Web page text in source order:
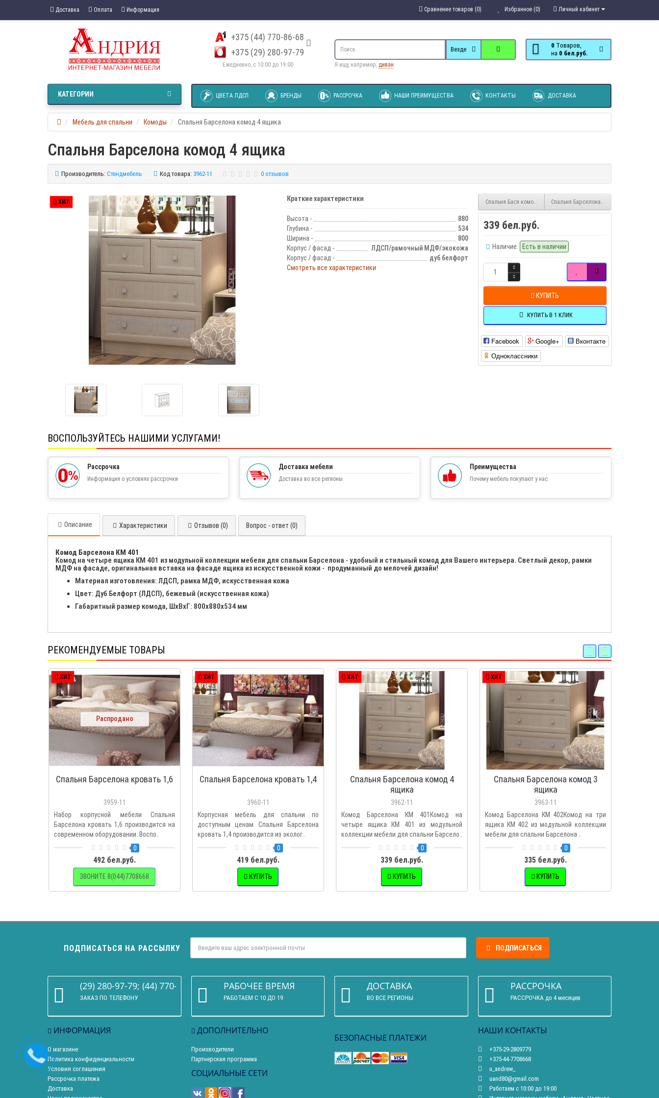
Доставка Оплата Информация Личный кабинет
Избранное (0)
Сравнение товаров (0)
+375 (44) 770-86-68
+375 (29) 280-97-79
Ежедневно, с 10:00 до 19:00
0 Tоваров,
на
0 бел.руб.
Везде
Я ищу, например, диван
ЦВЕТА ЛДСП БРЕНДЫ РАССРОЧКА НАШИ ПРЕИМУЩЕСТВА КОНТАКТЫ ДОСТАВКА
КАТЕГОРИИ
Мебель для спальни Комоды Спальня Барселона комод 4 ящика
Спальня Барселона комод 4 ящика
Производитель: Стендмебель Код товара: 3962-11 0 отзывов
ХИТ Краткие характеристики
Высота -
880
Глубина -
534
Ширина -
800
Корпус / фасад -
ЛДСП/рамочный МДФ/экокожа
Корпус / фасад -
дуб белфорт
Смотреть все характеристики
Спальня Бася комод 4 ящика и 2 створкиСпальня Барселона комод 3 ящика
339 бел.руб.
Наличие: Есть в наличии
КУПИТЬ
КУПИТЬ В 1 КЛИК
Facebook Google+
Вконтакте
Одноклассники
ВОСПОЛЬЗУЙТЕСЬ НАШИМИ УСЛУГАМИ!
Рассрочка
Информация о условиях рассрочки
Доставка мебели
Доставка во все регионы
Преимущества
Почему мебель покупают у нас
Описание Характеристики Отзывов (0) Вопрос - ответ (0)
Комод Барселона КМ 401
Комод на четыре ящика КМ 401 из модульной коллекции мебели для спальни Барселона - удобный и стильный комод для Вашего интерьера. Светлый декор, рамки
МДФ на фасаде, оригинальная вставка на фасаде ящика из искусственной кожи - продуманный до мелочей дизайн!
Материал изготовления: ЛДСП, рамка МДФ, искусственная кожа
Цвет: Дуб Белфорт (ЛДСП), бежевый (искусственная кожа)
Габаритный размер комода, ШхВхГ: 800х880х534 мм
РЕКОМЕНДУЕМЫЕ ТОВАРЫ
ХИТ
Распродано
Спальня Барселона кровать 1,6
3959-11
Набор корпусной мебели Спальня
Барселона кровать 1,6 производится на
современном оборудовании. Воспо..
0
492 бел.руб.
ЗВОНИТЕ 8(044)7708668
ХИТ
Спальня Барселона кровать 1,4
3960-11
Корпусная мебель для спальни по
доступным ценам Спальня Барселона
кровать 1,4 производится из эколог..
0
419 бел.руб.
КУПИТЬ
ХИТ
Спальня Барселона комод 4
ящика
3962-11
Комод Барселона КМ 401Комод на
четыре ящика КМ 401 из модульной
коллекции мебели для спальни Барсело..
0
339 бел.руб.
КУПИТЬ
ХИТ
Спальня Барселона комод 3
ящика
3963-11
Комод Барселона КМ 402Комод на три
ящика КМ 402 из модульной коллекции
мебели для спальни Барселона ..
0
335 бел.руб.
КУПИТЬ
ПОДПИСАТЬСЯ НА РАССЫЛКУ ПОДПИСАТЬСЯ
(29) 280-97-79; (44) 770-86-68
ЗАКАЗ ПО ТЕЛЕФОНУ
РАБОЧЕЕ ВРЕМЯ
РАБОТАЕМ С 10 ДО 19
ДОСТАВКА
ВО ВСЕ РЕГИОНЫ
РАССРОЧКА
РАССРОЧКА до 4 месяцев
ИНФОРМАЦИЯ
О магазине
Политика конфиденциальности
Условия соглашения
Рассрочка платежа
Доставка
ДОПОЛНИТЕЛЬНО
Производители
Партнерская программа
СОЦИАЛЬНЫЕ СЕТИ
БЕЗОПАСНЫЕ ПЛАТЕЖИ
НАШИ КОНТАКТЫ
+375-29-2809779
+375-44-7708668
u_andrew_
uand80@gmail.com
Работаем с 10:00 до 19:00